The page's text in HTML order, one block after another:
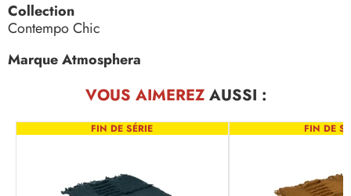
Collection
Contempo Chic
Marque Atmosphera
VOUS AIMEREZAUSSI :
FIN DE SÉRIE FIN DE